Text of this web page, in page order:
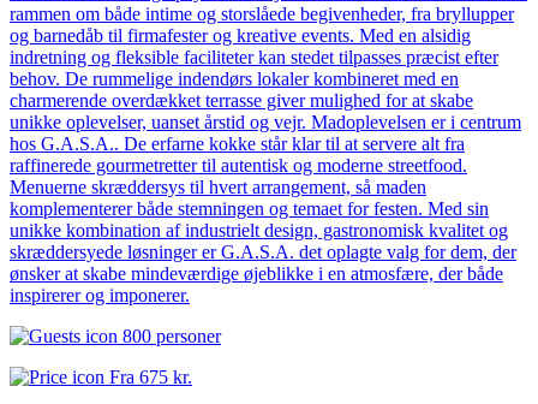
rammen om både intime og storslåede begivenheder, fra bryllupper
og barnedåb til firmafester og kreative events. Med en alsidig
indretning og fleksible faciliteter kan stedet tilpasses præcist efter
behov. De rummelige indendørs lokaler kombineret med en
charmerende overdækket terrasse giver mulighed for at skabe
unikke oplevelser, uanset årstid og vejr. Madoplevelsen er i centrum
hos G.A.S.A.. De erfarne kokke står klar til at servere alt fra
raffinerede gourmetretter til autentisk og moderne streetfood.
Menuerne skræddersys til hvert arrangement, så maden
komplementerer både stemningen og temaet for festen. Med sin
unikke kombination af industrielt design, gastronomisk kvalitet og
skræddersyede løsninger er G.A.S.A. det oplagte valg for dem, der
ønsker at skabe mindeværdige øjeblikke i en atmosfære, der både
inspirerer og imponerer.
800 personer
Fra 675 kr.